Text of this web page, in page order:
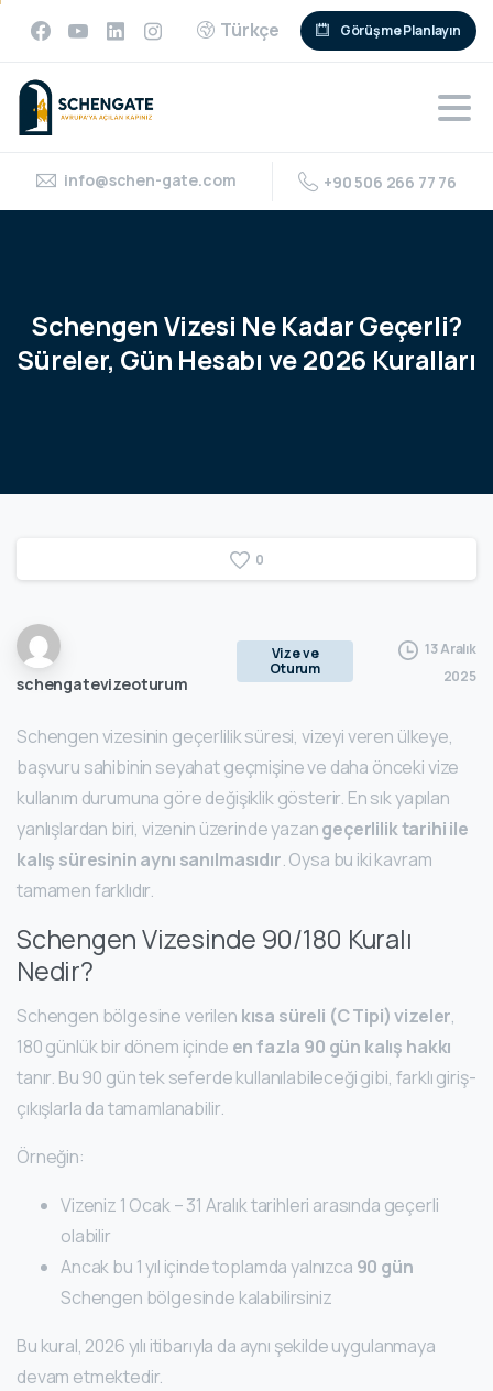
Türkçe Görüşme Planlayın
info@schen-gate.com +90 506 266 77 76
SchengenVizesi NeKadarGeçerli?
Süreler, Gün Hesabı ve2026 Kuralları
0
schengatevizeoturum
Vize ve
Oturum
13 Aralık
2025
Schengen vizesinin geçerlilik süresi, vizeyi veren ülkeye,
başvuru sahibinin seyahat geçmişine ve daha önceki vize
kullanım durumuna göre değişiklik gösterir. En sık yapılan
yanlışlardan biri, vizenin üzerinde yazangeçerlilik tarihi ile
kalış süresinin aynı sanılmasıdır. Oysa bu iki kavram
tamamen farklıdır.
Schengen Vizesinde 90/180 Kuralı
Nedir?
Schengen bölgesine verilen kısa süreli (C Tipi) vizeler,
180 günlük bir dönem içinde en fazla 90 gün kalış hakkı
tanır. Bu 90 gün tek seferde kullanılabileceği gibi, farklı giriş-
çıkışlarla da tamamlanabilir.
Örneğin:
Vizeniz 1 Ocak – 31 Aralık tarihleri arasında geçerli
olabilir
Ancak bu 1 yıl içinde toplamda yalnızca 90 gün
Schengen bölgesinde kalabilirsiniz
Bu kural, 2026 yılı itibarıyla da aynı şekilde uygulanmaya
devam etmektedir.